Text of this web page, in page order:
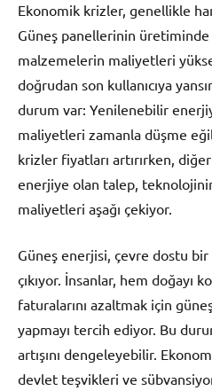
Ekonomik krizler, genellikle
Güneş panellerinin üretiminde
malzemelerin maliyetleri
doğrudan son kullanıcıya
durum var: Yenilenebilir
maliyetleri zamanla düşme
krizler fiyatları artırırken,
enerjiye olan talep,
maliyetleri aşağı çekiyor.
Güneş enerjisi, çevre dostu
çıkıyor. İnsanlar, hem doğayı
faturalarını azaltmak için
yapmayı tercih ediyor. Bu
artışını dengeleyebilir.
devlet teşvikleri ve